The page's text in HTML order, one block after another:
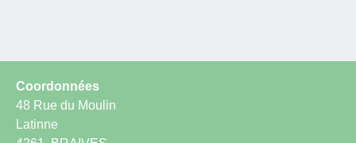
Coordonnées
48 Rue du Moulin
Latinne